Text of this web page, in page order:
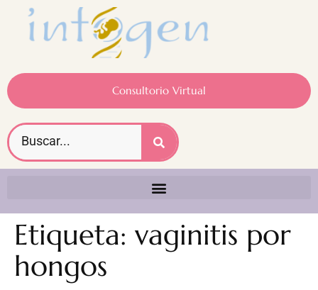
Consultorio Virtual
Etiqueta: vaginitis por
hongos